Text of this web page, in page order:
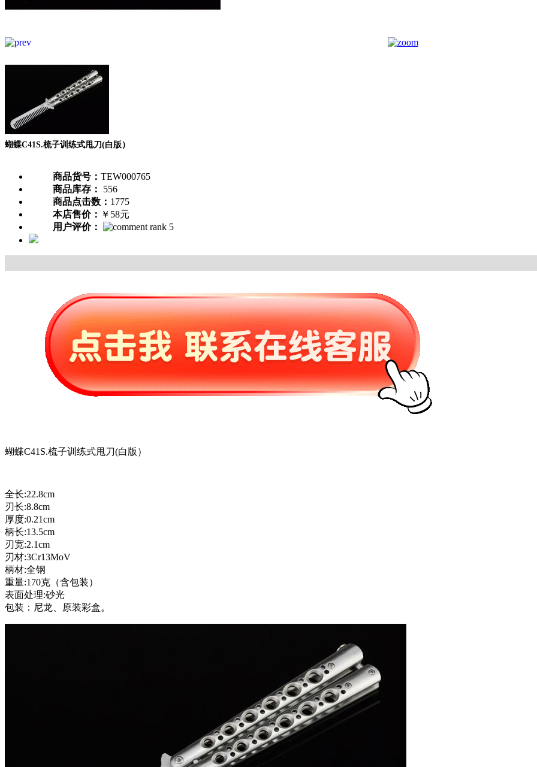
蝴蝶C41S.梳子训练式甩刀(白版）
商品货号： TEW000765
商品库存：
556
商品点击数： 1775
本店售价： ￥58元
用户评价：
蝴蝶C41S.梳子训练式甩刀(白版）
全长:22.8cm
刃长:8.8cm
厚度:0.21cm
柄长:13.5cm
刃宽:2.1cm
刃材:3Cr13MoV
柄材:全钢
重量:170克（含包装）
表面处理:砂光
包装：尼龙、原装彩盒。